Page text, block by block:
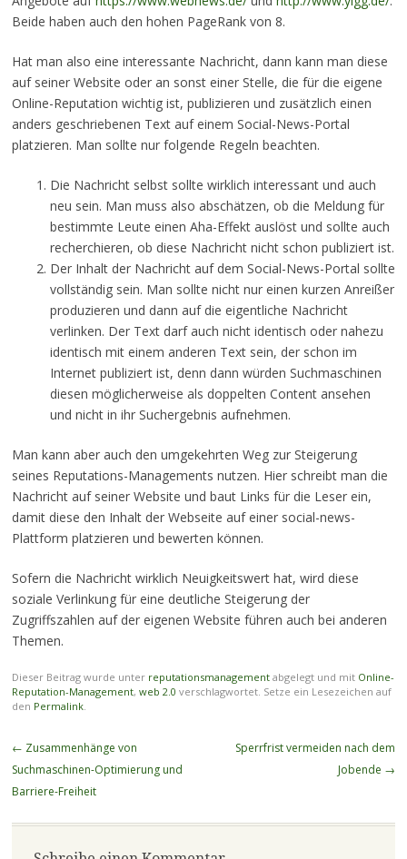
Beide haben auch den hohen PageRank von 8.
Hat man also eine interessante Nachricht, dann kann man diese
auf seiner Website oder an sonst einer Stelle, die für die eigene
Online-Reputation wichtig ist, publizieren und zusätzlich einen
anders geschriebenen Text auf einem Social-News-Portal
platzieren. Man sollte nur folgende Regeln beachten.
Die Nachricht selbst sollte wirklich interessant und auch
neu sein. Man muss also abschätzen, ob die Meldung für
bestimmte Leute einen Aha-Effekt auslöst und sollte auch
recherchieren, ob diese Nachricht nicht schon publiziert ist.
Der Inhalt der Nachricht auf dem Social-News-Portal sollte
vollständig sein. Man sollte nicht nur einen kurzen Anreißer
produzieren und dann auf die eigentliche Nachricht
verlinken. Der Text darf auch nicht identisch oder nahezu
identisch mit einem anderen Text sein, der schon im
Internet publiziert ist, denn dann würden Suchmaschinen
diesen möglicherweise als doppelten Content ansehen
und nicht in ihr Suchergebnis aufnehmen.
Man kann aber auch den umgekehrten Weg zur Steigerung
seines Reputations-Managements nutzen. Hier schreibt man die
Nachricht auf seiner Website und baut Links für die Leser ein,
damit diese den Inhalt der Webseite auf einer social-news-
Plattform platzieren und bewerten können.
Sofern die Nachricht wirklich Neuigkeitswert hat, wird diese
soziale Verlinkung für eine deutliche Steigerung der
Zugriffszahlen auf der eigenen Website führen auch bei anderen
Themen.
Dieser Beitrag wurde unter reputationsmanagementabgelegt und mit Online-
Reputation-Management, web 2.0 verschlagwortet. Setze ein Lesezeichen auf
den Permalink.
Beitragsnavigation
← Zusammenhänge von
Suchmaschinen-Optimierung und
Barriere-Freiheit
Sperrfrist vermeiden nach dem
Jobende →